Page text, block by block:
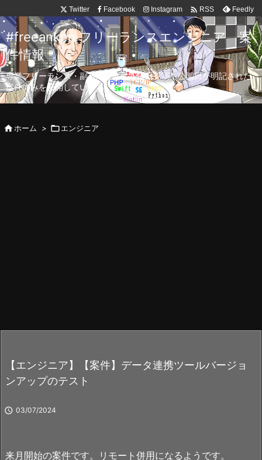
Twitter Facebook Instagram  RSS Feedly
#freeanken フリーランスエンジニア 案
件情報
専業フリーランス・副業向け案件を毎日更新！公開日が明記された
案件のみを公開しています。
ホーム > エンジニア
【エンジニア】【案件】データ連携ツールバージョ
ンアップのテスト
 03/07/2024
来月開始の案件です。リモート併用になるようです。